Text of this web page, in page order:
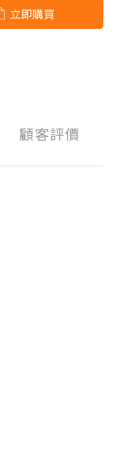
立即購買
顧客評價